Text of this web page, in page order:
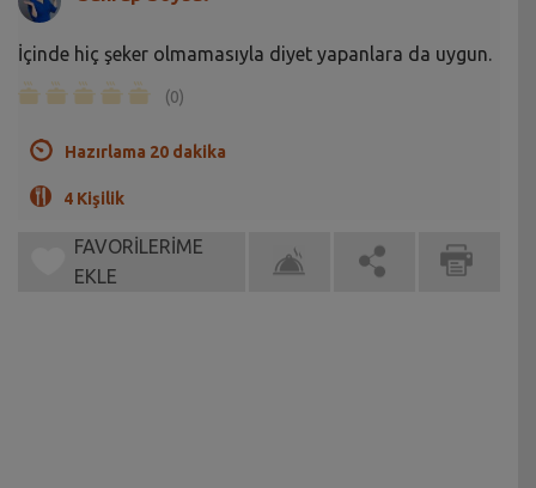
İçinde hiç şeker olmamasıyla diyet yapanlara da uygun.
(0)
Hazırlama 20 dakika
4 Kişilik
FAVORİLERİME
EKLE